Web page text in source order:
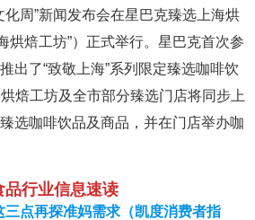
化周”新闻发布会在星巴克臻选上海烘
烘焙工坊”）正式举行。星巴克首次参
出了“致敬上海”系列限定臻选咖啡饮
焙工坊及全市部分臻选门店将同步上
选咖啡饮品及商品，并在门店举办咖
品行业信息速读
点再探准妈需求（凯度消费者指